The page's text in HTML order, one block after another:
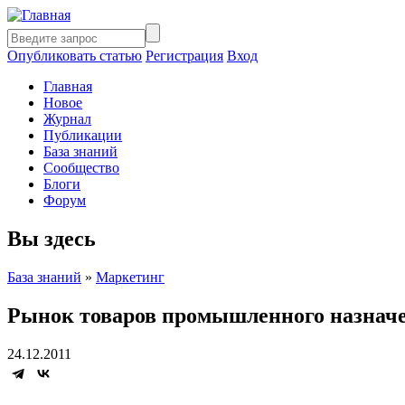
Опубликовать статью Регистрация Вход
Главная
Новое
Журнал
Публикации
База знаний
Сообщество
Блоги
Форум
Вы здесь
База знаний » Маркетинг
Рынок товаров промышленного
24.12.2011